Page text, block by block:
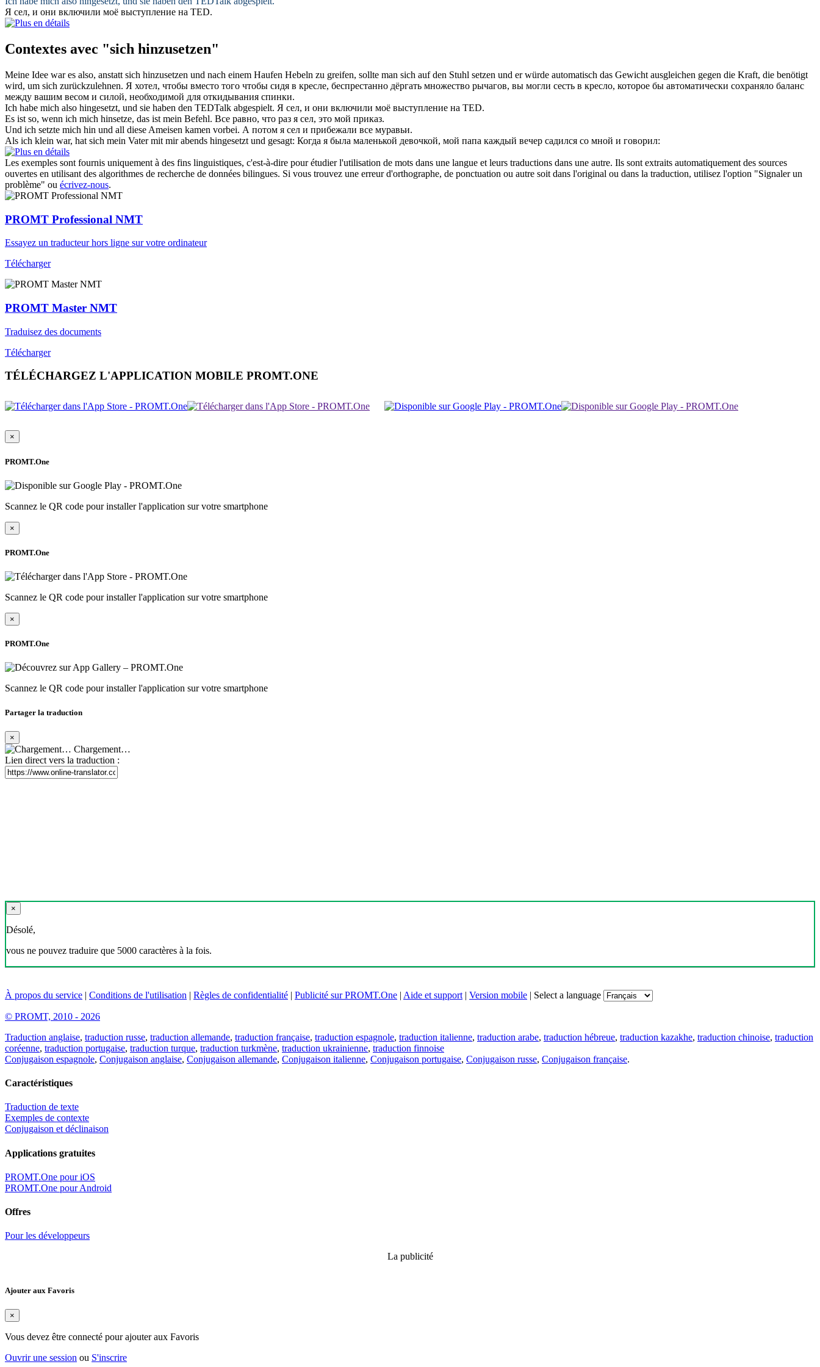
Я сел, и они включили моё выступление на TED.
Contextes avec "sich hinzusetzen"
Meine Idee war es also, anstatt sich hinzusetzen und nach einem Haufen Hebeln zu greifen, sollte man sich auf den Stuhl setzen und er würde automatisch das Gewicht ausgleichen gegen die Kraft, die benötigt
wird, um sich zurückzulehnen. Я хотел, чтобы вместо того чтобы сидя в кресле, беспрестанно дёргать множество рычагов, вы могли сесть в кресло, которое бы автоматически сохраняло баланс
между вашим весом и силой, необходимой для откидывания спинки.
Ich habe mich also hingesetzt, und sie haben den TEDTalk abgespielt. Я сел, и они включили моё выступление на TED.
Es ist so, wenn ich mich hinsetze, das ist mein Befehl. Все равно, что раз я сел, это мой приказ.
Und ich setzte mich hin und all diese Ameisen kamen vorbei. А потом я сел и прибежали все муравьи.
Als ich klein war, hat sich mein Vater mit mir abends hingesetzt und gesagt: Когда я была маленькой девочкой, мой папа каждый вечер садился со мной и говорил:
Les exemples sont fournis uniquement à des fins linguistiques, c'est-à-dire pour étudier l'utilisation de mots dans une langue et leurs traductions dans une autre. Ils sont extraits automatiquement des sources
ouvertes en utilisant des algorithmes de recherche de données bilingues. Si vous trouvez une erreur d'orthographe, de ponctuation ou autre soit dans l'original ou dans la traduction, utilisez l'option "Signaler un
problème" ou écrivez-nous.
PROMT Professional NMT
Essayez un traducteur hors ligne sur votre ordinateur
Télécharger
PROMT Master NMT
Traduisez des documents
Télécharger
TÉLÉCHARGEZ L'APPLICATION MOBILE PROMT.ONE
×
PROMT.One
Scannez le QR code pour installer l'application sur votre smartphone
×
PROMT.One
Scannez le QR code pour installer l'application sur votre smartphone
×
PROMT.One
Scannez le QR code pour installer l'application sur votre smartphone
Partager la traduction
×
Chargement…
Lien direct vers la traduction :
×
Désolé,
vous ne pouvez traduire que 5000 caractères à la fois.
À propos du service | Conditions de l'utilisation | Règles de confidentialité | Publicité sur PROMT.One | Aide et support | Version mobile | Select a language
© PROMT, 2010 - 2026
Traduction anglaise, traduction russe, traduction allemande, traduction française, traduction espagnole, traduction italienne, traduction arabe, traduction hébreue, traduction kazakhe, traduction chinoise, traduction
coréenne, traduction portugaise, traduction turque, traduction turkmène, traduction ukrainienne, traduction finnoise
Conjugaison espagnole, Conjugaison anglaise, Conjugaison allemande, Conjugaison italienne, Conjugaison portugaise, Conjugaison russe, Conjugaison française.
Caractéristiques
Traduction de texte
Exemples de contexte
Conjugaison et déclinaison
Applications gratuites
PROMT.One pour iOS
PROMT.One pour Android
Offres
Pour les développeurs
La publicité
Ajouter aux Favoris
×
Vous devez être connecté pour ajouter aux Favoris
Ouvrir une session ou S'inscrire